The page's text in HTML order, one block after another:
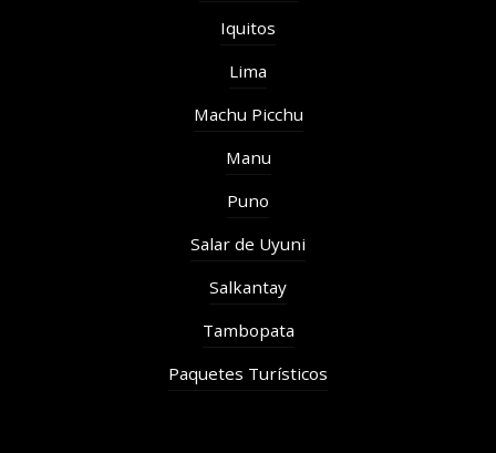
Iquitos
Lima
Machu Picchu
Manu
Puno
Salar de Uyuni
Salkantay
Tambopata
Paquetes Turísticos